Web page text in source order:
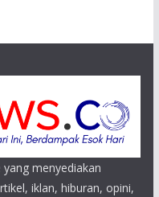
menyediakan
iklan, hiburan, opini,